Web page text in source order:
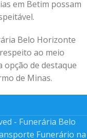
em Betim possam
Belo Horizonte
ao meio
opção de destaque
de Minas.
- Funerária Belo
Funerário na